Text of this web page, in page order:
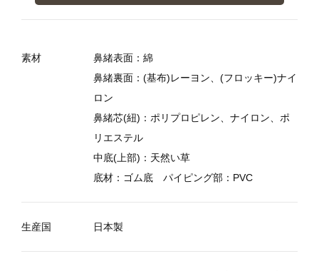
素材
鼻緒表面：綿
鼻緒裏面：(基布)レーヨン、(フロッキー)ナイ
ロン
鼻緒芯(紐)：ポリプロピレン、ナイロン、ポ
リエステル
中底(上部)：天然い草
底材：ゴム底 パイピング部：PVC
生産国 日本製